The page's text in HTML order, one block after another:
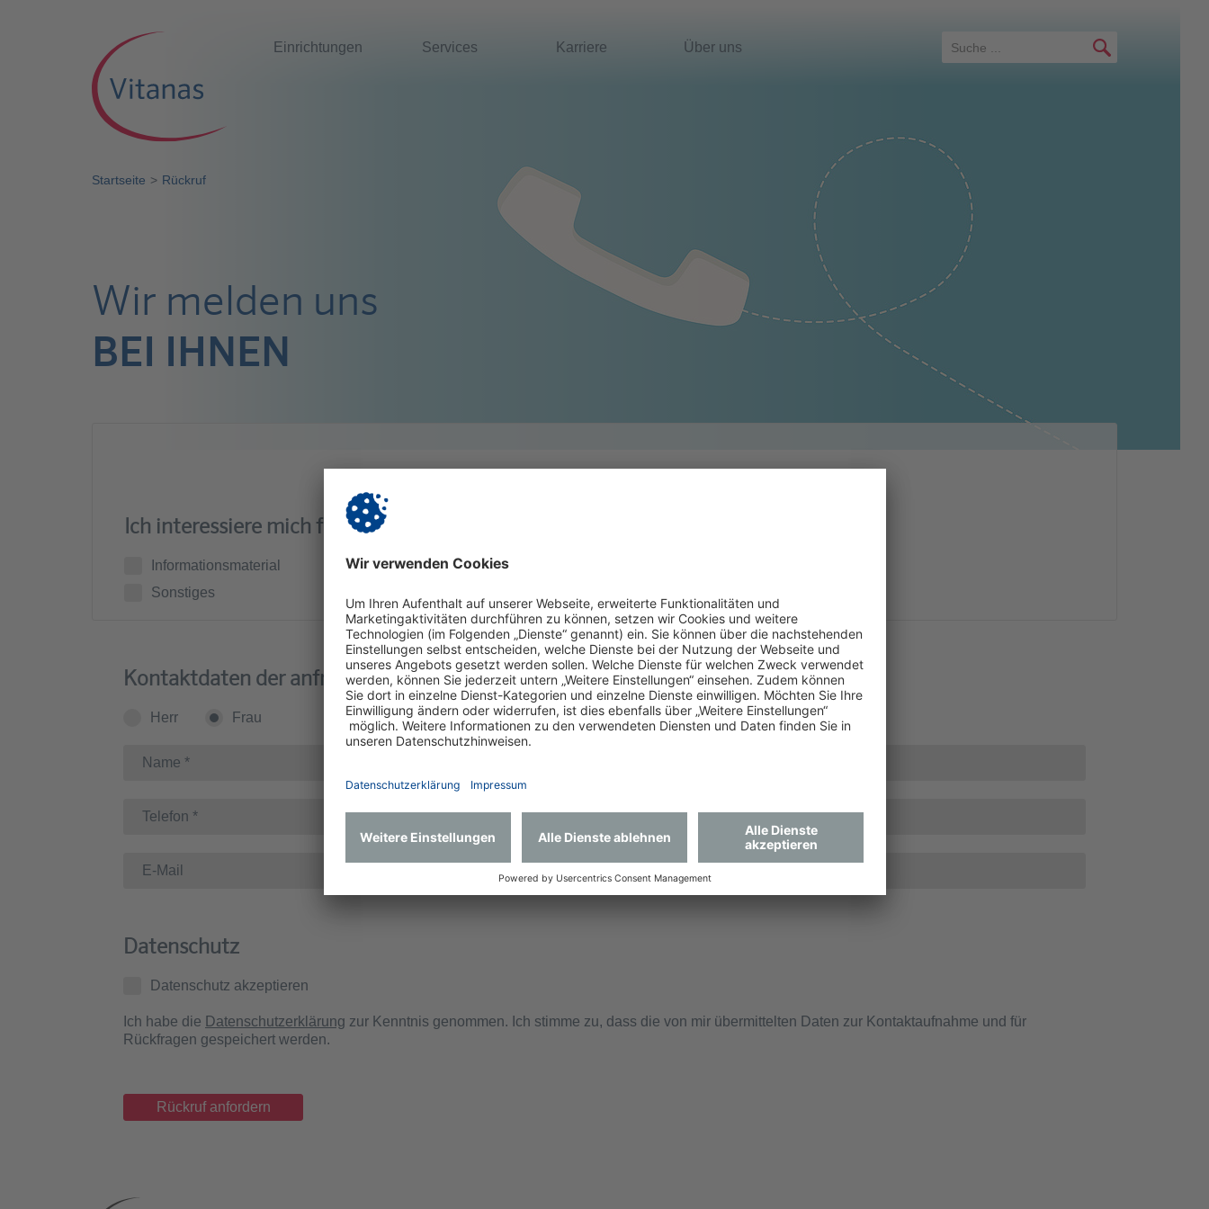
Startseite Rückruf
Einrichtungen Services Karriere Über uns
Wir melden uns
BEI IHNEN
Ich interessiere mich für
Informationsmaterial
Sonstiges
Kontaktdaten der anfragenden Person
Herr Frau
Datenschutz
Datenschutz akzeptieren
Ich habe die Datenschutzerklärung zur Kenntnis genommen. Ich stimme zu, dass die von mir übermittelten Daten zur Kontaktaufnahme und für
Rückfragen gespeichert werden.